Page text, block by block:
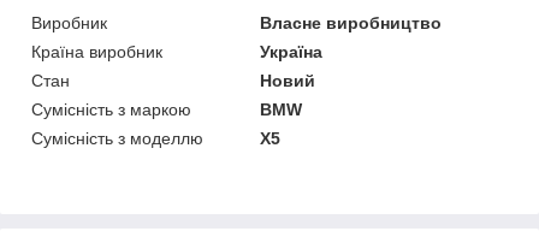
Виробник
Власне виробництво
Країна виробник
Україна
Стан
Новий
Сумісність з маркою
BMW
Сумісність з моделлю
X5